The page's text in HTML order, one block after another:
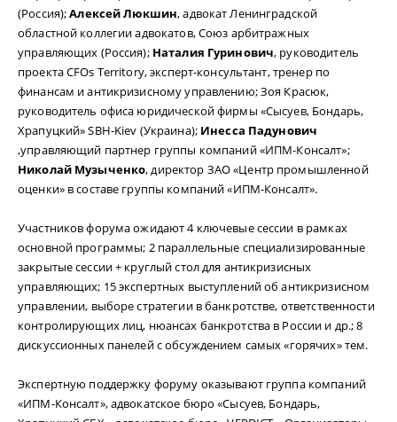
(Россия);Алексей Люкшин, адвокат Ленинградской
областной коллегии адвокатов, Союз арбитражных
управляющих (Россия); Наталия Гуринович, руководитель
проекта CFOs Territory, эксперт-консультант, тренер по
финансам и антикризисному управлению; Зоя Красюк,
руководитель офиса юридической фирмы «Сысуев, Бондарь,
Храпуцкий» SBH-Kiev (Украина); Инесса Падунович
,управляющий партнер группы компаний «ИПМ-Консалт»;
Николай Музыченко, директор ЗАО «Центр промышленной
оценки» в составе группы компаний «ИПМ-Консалт».
Участников форума ожидают 4 ключевые сессии в рамках
основной программы; 2 параллельные специализированные
закрытые сессии + круглый стол для антикризисных
управляющих; 15 экспертных выступлений об антикризисном
управлении, выборе стратегии в банкротстве, ответственности
контролирующих лиц, нюансах банкротства в России и др.; 8
дискуссионных панелей с обсуждением самых «горячих» тем.
Экспертную поддержку форуму оказывают группа компаний
«ИПМ-Консалт», адвокатское бюро «Сысуев, Бондарь,